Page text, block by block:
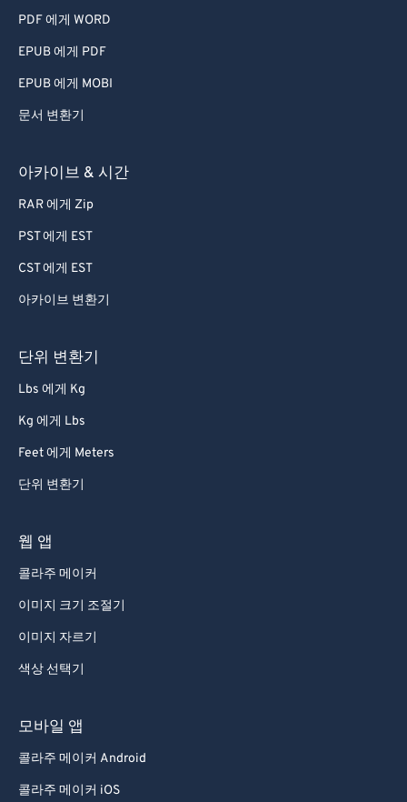
PDF 에게 WORD
EPUB 에게 PDF
EPUB 에게 MOBI
문서 변환기
아카이브 & 시간
RAR 에게 Zip
PST 에게 EST
CST 에게 EST
아카이브 변환기
단위 변환기
Lbs 에게 Kg
Kg 에게 Lbs
Feet 에게 Meters
단위 변환기
웹 앱
콜라주 메이커
이미지 크기 조절기
이미지 자르기
색상 선택기
모바일 앱
콜라주 메이커 Android
콜라주 메이커 iOS